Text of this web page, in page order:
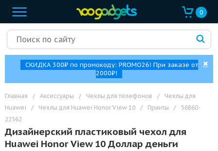
0
СКИДКА 300₽ по промокоду: PROMO26! При заказе от
2000₽!
✖
Главная / Аксессуары / Чехлы для телефонов /
Чехлы для
Huawei
/ Чехлы для Huawei Honor View 10 / Принты /
56860-
22562
Дизайнерский пластиковый чехол для
Huawei Honor View 10 Доллар деньги